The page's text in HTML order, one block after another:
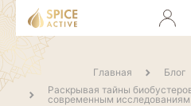
Главная Блог
Раскрывая тайны
современным исследованиям